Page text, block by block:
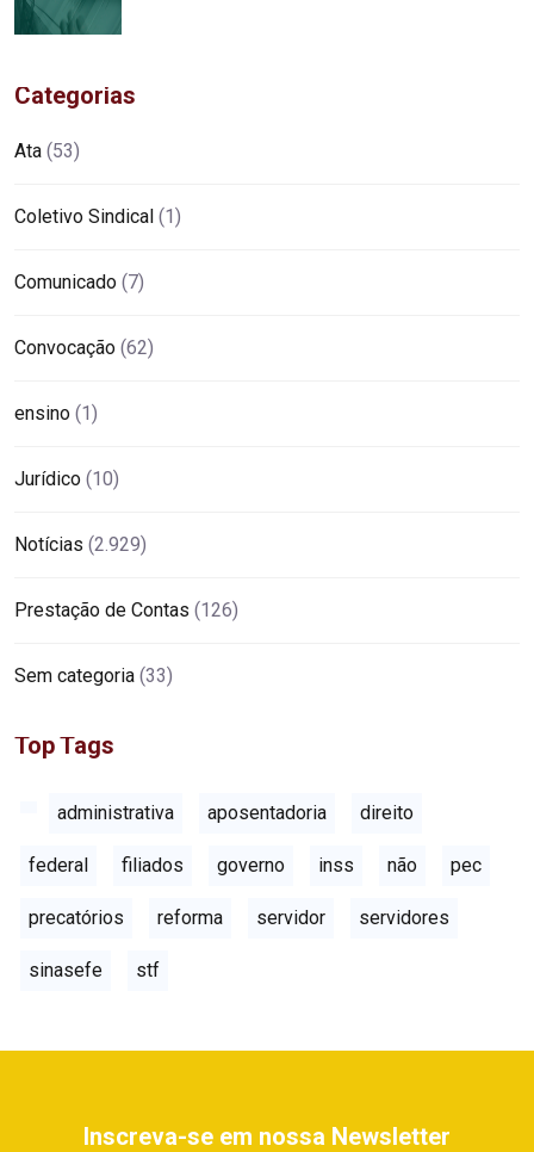
Categorias
Ata (53)
Coletivo Sindical (1)
Comunicado (7)
Convocação (62)
ensino (1)
Jurídico (10)
Notícias (2.929)
Prestação de Contas (126)
Sem categoria (33)
Top Tags
administrativa aposentadoria direito
federal filiados governo inss não pec
precatórios reforma servidor servidores
sinasefe stf
Inscreva-se em nossa Newsletter